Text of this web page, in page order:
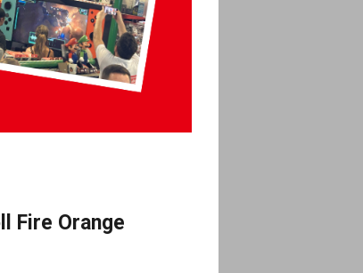
Fire Orange